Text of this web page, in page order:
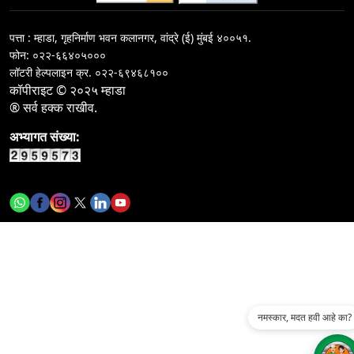
कार्यकारी अभियंत्याच्या ४ कामांसाठी निविदा सूचना/सी-३ विभाग/
Call for rate of interest for&nbsp;investments in
terms deposit on 04-08-2026
कार्यकारी अभियंता - I यांच्या १ कामासाठी निविदा सूचना / नागपुर
गृहनिर्माण व क्षेत्रविकास मंडळ
पत्ता : म्हाडा, गृहनिर्माण भवन कलानगर, वांद्रे (ई) मुंबई ४००५१.
फोन: ०२२-६६४०५०००
लॉटरी हेल्पलाइन क्र. ०२२-६९४६८१००
कॉपीराइट © २०२५ म्हाडा
® सर्व हक्क राखीव.
अभ्यागत संख्या:
नमस्कार, मदत हवी आहे का?